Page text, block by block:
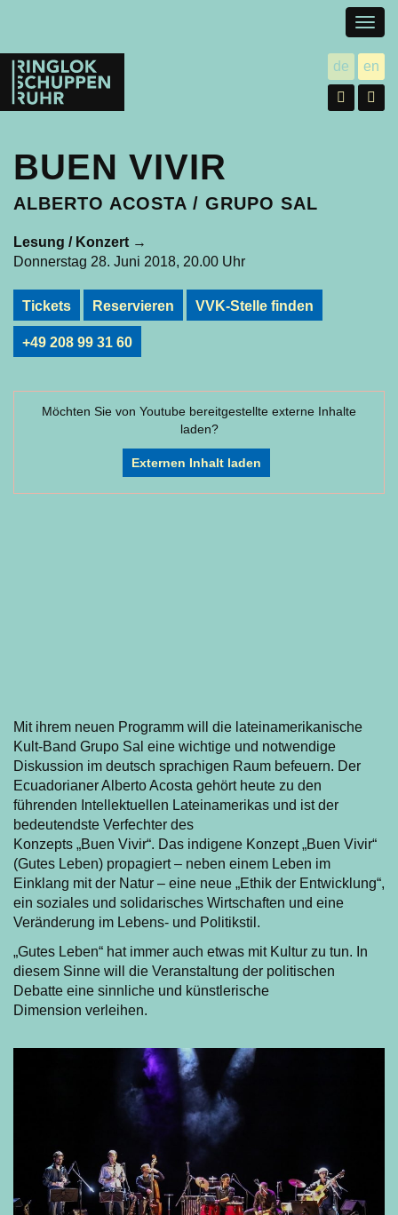
Ringlokschuppen
Ruhr
de utsch
en
BUEN VIVIR
ALBERTO ACOSTA / GRUPO SAL
Lesung / Konzert →
Donnerstag 28. Juni 2018, 20.00 Uhr
Tickets Reservieren VVK-Stelle finden
+49 208 99 31 60
Möchten Sie von Youtube bereitgestellte externe Inhalte
laden?
Externen Inhalt laden
Mit ihrem neuen Programm will die lateinamerikanische
Kult-Band Grupo Sal eine wichtige und notwendige
Diskussion im deutsch sprachigen Raum befeuern. Der
Ecuadorianer Alberto Acosta gehört heute zu den
führenden Intellektuellen Lateinamerikas und ist der
bedeutendste Verfechter des
Konzepts „Buen Vivir“. Das indigene Konzept „Buen Vivir“
(Gutes Leben) propagiert – neben einem Leben im
Einklang mit der Natur – eine neue „Ethik der Entwicklung“,
ein soziales und solidarisches Wirtschaften und eine
Veränderung im Lebens- und Politikstil.
„Gutes Leben“ hat immer auch etwas mit Kultur zu tun. In
diesem Sinne will die Veranstaltung der politischen
Debatte eine sinnliche und künstlerische
Dimension verleihen.